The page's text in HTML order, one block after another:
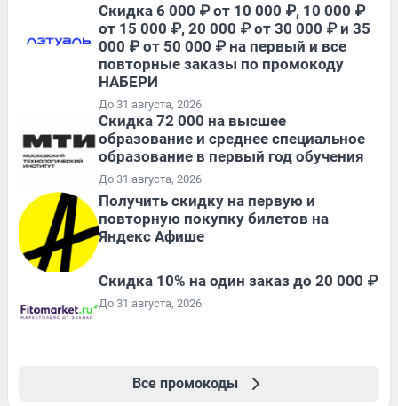
Скидка 6 000 ₽ от 10 000 ₽, 10 000 ₽
от 15 000 ₽, 20 000 ₽ от 30 000 ₽ и 35
000 ₽ от 50 000 ₽ на первый и все
повторные заказы по промокоду
НАБЕРИ
До 31 августа, 2026
Скидка 72 000 на высшее
образование и среднее специальное
образование в первый год обучения
До 31 августа, 2026
Получить скидку на первую и
повторную покупку билетов на
Яндекс Афише
Скидка 10% на один заказ до 20 000 ₽
До 31 августа, 2026
Все промокоды